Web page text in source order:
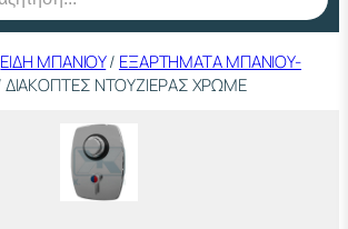
ΕΙΔΗ ΜΠΑΝΙΟΥ/ ΕΞΑΡΤΗΜΑΤΑ ΜΠΑΝΙΟΥ-
ΝΤΟΥΖΙΕΡΑΣ ΧΡΩΜΕ